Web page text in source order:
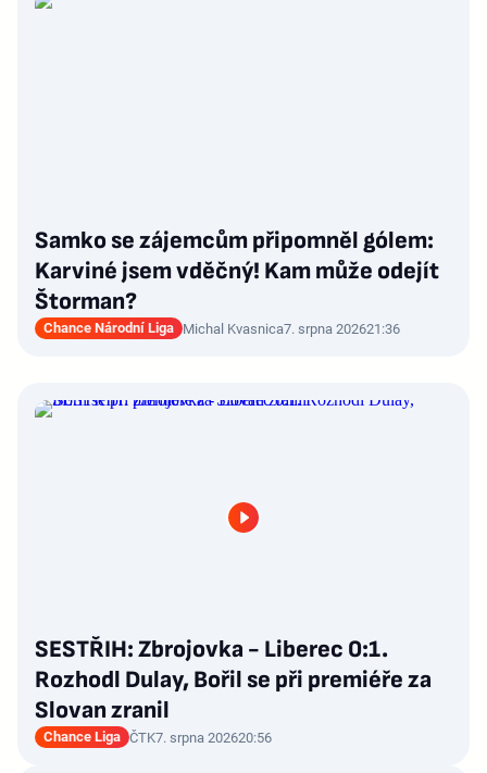
Samko se zájemcům připomněl gólem:
Karviné jsem vděčný! Kam může odejít
Štorman?
Chance Národní Liga Michal Kvasnica7. srpna 202621:36
SESTŘIH: Zbrojovka - Liberec 0:1.
Rozhodl Dulay, Bořil se při premiéře za
Slovan zranil
Chance Liga ČTK7. srpna 202620:56